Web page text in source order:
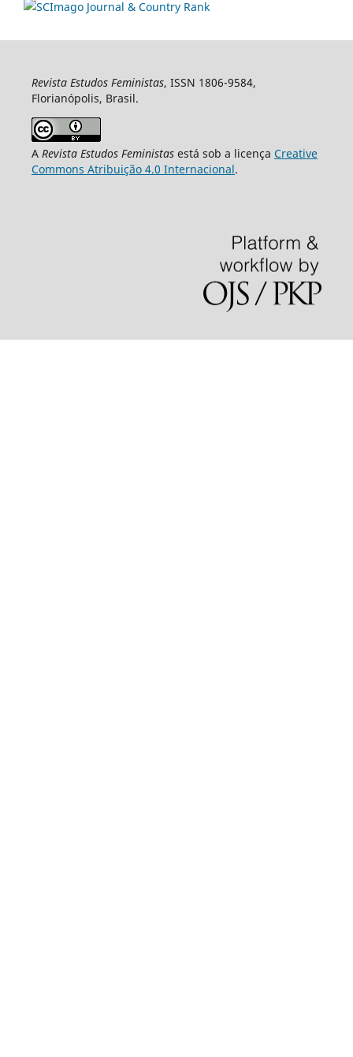
Revista Estudos Feministas, ISSN 1806-9584,
Florianópolis, Brasil.
A Revista Estudos Feministasestá sob a licença Creative
Commons Atribuição 4.0 Internacional.